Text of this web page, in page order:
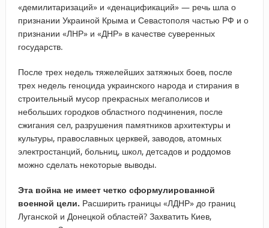
«демилитаризаций» и «денацификаций» — речь шла о
признании Украиной Крыма и Севастополя частью РФ и о
признании «ЛНР» и «ДНР» в качестве суверенных
государств.
После трех недель тяжелейших затяжных боев, после
трех недель геноцида украинского народа и стирания в
строительный мусор прекрасных мегаполисов и
небольших городков областного подчинения, после
сжигания сел, разрушения памятников архитектуры и
культуры, православных церквей, заводов, атомных
электростанций, больниц, школ, детсадов и роддомов
можно сделать некоторые выводы.
Эта война не имеет четко сформулированной
военной цели. Расширить границы «ЛДНР» до границ
Луганской и Донецкой областей? Захватить Киев,